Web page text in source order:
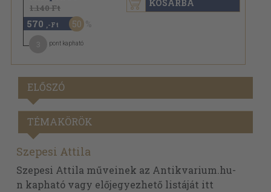
1.140 Ft
570 ,-Ft 50
pont kapható
KOSÁRBA
ELŐSZÓ
TÉMAKÖRÖK
Szepesi Attila
Szepesi Attila műveinek az Antikvarium.hu-
n kapható vagy előjegyezhető listáját itt